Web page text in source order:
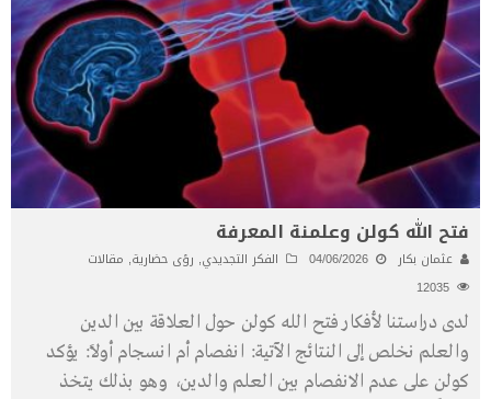
فتح الله كولن وعلمنة المعرفة
عثمان بكار 04/06/2026 الفكر التجديدي, رؤى حضارية, مقالات
لدى دراستنا لأفكار فتح الله كولن حول العلاقة بين الدين
والعلم نخلص إلى النتائج الآتية: انفصام أم انسجام أولًا: يؤكد
كولن على عدم الانفصام بين العلم والدين، وهو بذلك يتخذ